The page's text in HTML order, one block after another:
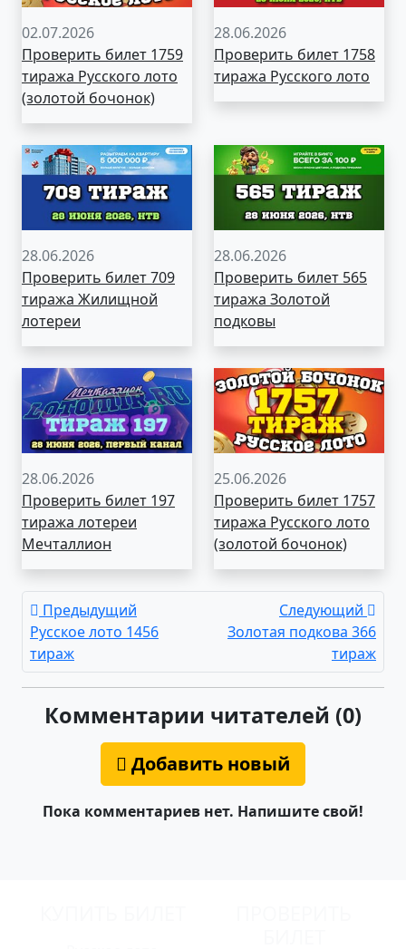
02.07.2026
Проверить билет 1759
тиража Русского лото
(золотой бочонок)
28.06.2026
Проверить билет 1758
тиража Русского лото
28.06.2026
Проверить билет 709
тиража Жилищной
лотереи
28.06.2026
Проверить билет 565
тиража Золотой
подковы
28.06.2026
Проверить билет 197
тиража лотереи
Мечталлион
25.06.2026
Проверить билет 1757
тиража Русского лото
(золотой бочонок)
Предыдущий
Русское лото 1456
тираж
Следующий
Золотая подкова 366
тираж
Комментарии читателей (0)
Добавить новый
Пока комментариев нет. Напишите свой!